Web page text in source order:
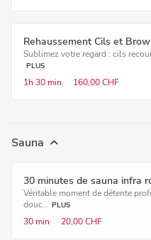
Rehaussement Cils et
Sublimez votre regard : cils
PLUS
1h 30 min 160,00 CHF
Sauna
30 minutes de sauna infra
Véritable moment de détente
douc... PLUS
30 min 20,00 CHF